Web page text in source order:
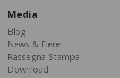
Media
Blog
News & Fiere
Rassegna Stampa
Download